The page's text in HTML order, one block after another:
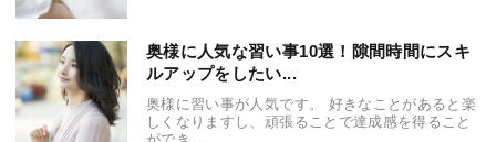
奥様に人気な習い事10選！隙間時間にスキ
ルアップをしたい...
奥様に習い事が人気です。 好きなことがあると楽
しくなりますし、頑張ることで達成感を得ること